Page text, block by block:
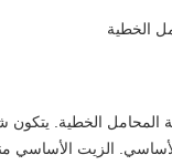
المحامل الخطية.
الزيت الأساسي